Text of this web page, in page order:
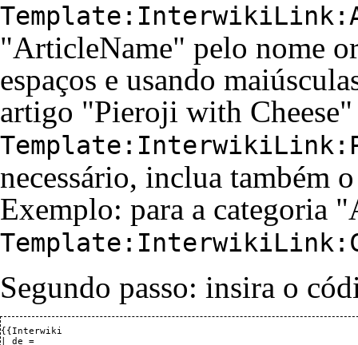
"ArticleName" pelo nome
espaços e usando
artigo "Pieroji with
necessário, inclua também
Exemplo: para a categoria
Segundo passo: insira o
{{Interwiki
| de =